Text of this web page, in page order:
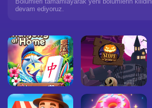
devam ediyoruz.